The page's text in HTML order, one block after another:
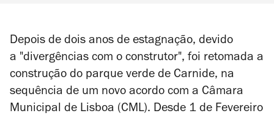
Depois de dois anos de estagnação, devido
a "divergências com o construtor", foi retomada a
construção do parque verde de Carnide, na
sequência de um novo acordo com a Câmara
Municipal de Lisboa (CML). Desde 1 de Fevereiro